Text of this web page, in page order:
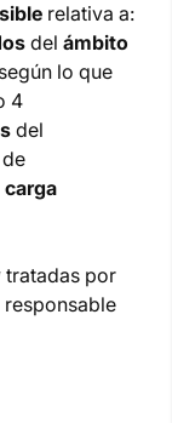
relativa a:
del ámbito
lo que
4
del
carga
tratadas por
responsable